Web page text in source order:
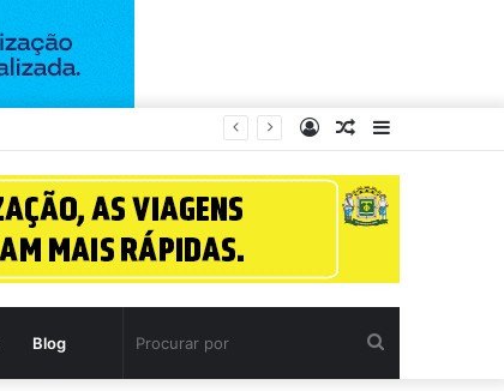
Barra
Lateral
Artigo
aleatório
Entrar
Blog